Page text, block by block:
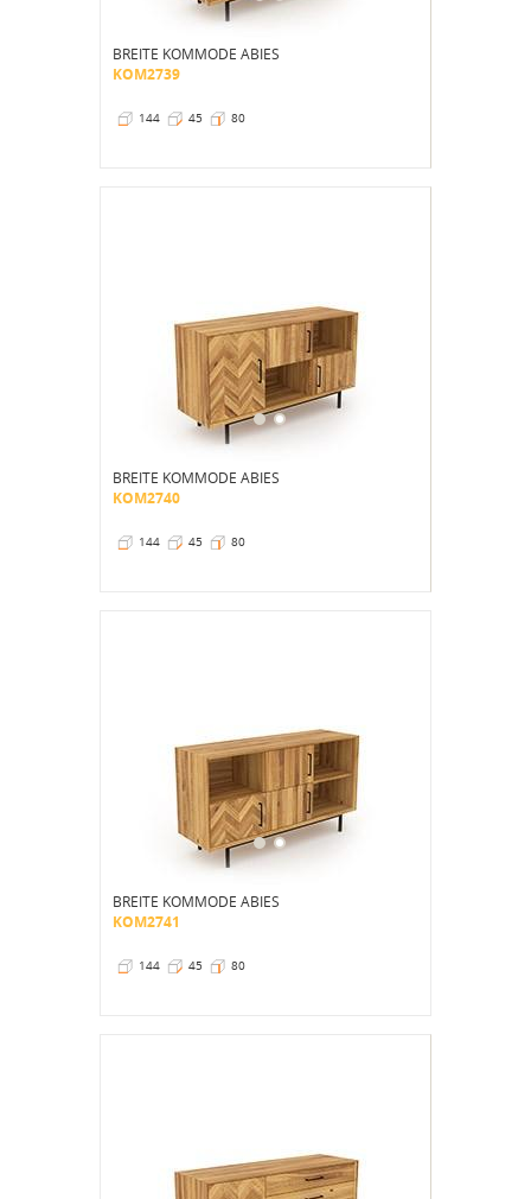
BREITE KOMMODE ABIES
KOM2739
144 45 80
BREITE KOMMODE ABIES
KOM2740
144 45 80
BREITE KOMMODE ABIES
KOM2741
144 45 80